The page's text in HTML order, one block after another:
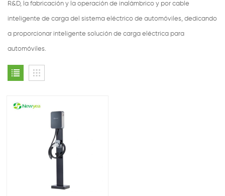
R&D, la fabricación y la operación de inalámbrico y por cable
inteligente de carga del sistema eléctrico de automóviles, dedicando
a proporcionar inteligente solución de carga eléctrica para
automóviles.